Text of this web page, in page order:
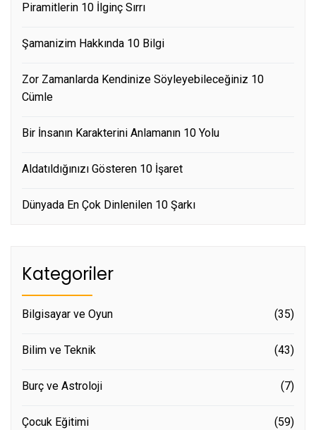
Piramitlerin 10 İlginç Sırrı
Şamanizim Hakkında 10 Bilgi
Zor Zamanlarda Kendinize Söyleyebileceğiniz 10
Cümle
Bir İnsanın Karakterini Anlamanın 10 Yolu
Aldatıldığınızı Gösteren 10 İşaret
Dünyada En Çok Dinlenilen 10 Şarkı
Kategoriler
Bilgisayar ve Oyun (35)
Bilim ve Teknik (43)
Burç ve Astroloji (7)
Çocuk Eğitimi (59)